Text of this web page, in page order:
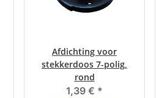
Afdichting voor
stekkerdoos 7-polig,
rond
1,39 € *